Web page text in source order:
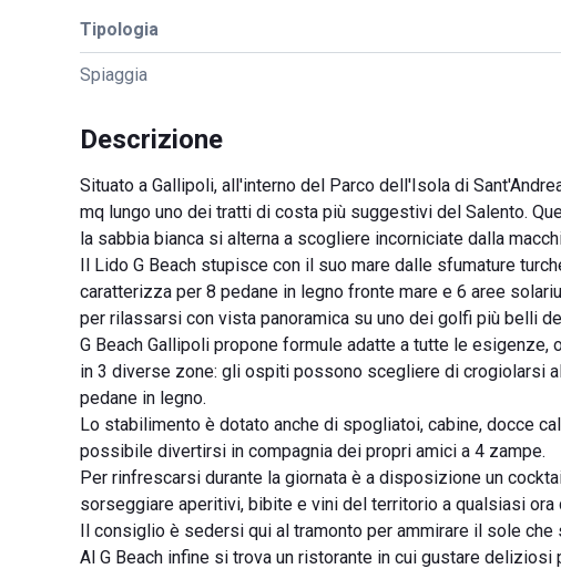
Tipologia
Spiaggia
Descrizione
Situato a Gallipoli, all'interno del Parco dell'Isola di
mq lungo uno dei tratti di costa più suggestivi del Salento.
la sabbia bianca si alterna a scogliere incorniciate dalla
Il Lido G Beach stupisce con il suo mare dalle sfumature
caratterizza per 8 pedane in legno fronte mare e 6 aree
per rilassarsi con vista panoramica su uno dei golfi più belli
G Beach Gallipoli propone formule adatte a tutte le
in 3 diverse zone: gli ospiti possono scegliere di crogiolarsi
pedane in legno.
Lo stabilimento è dotato anche di spogliatoi, cabine, docce
possibile divertirsi in compagnia dei propri amici a 4 zampe.
Per rinfrescarsi durante la giornata è a disposizione un
sorseggiare aperitivi, bibite e vini del territorio a qualsiasi ora
Il consiglio è sedersi qui al tramonto per ammirare il sole
Al G Beach infine si trova un ristorante in cui gustare